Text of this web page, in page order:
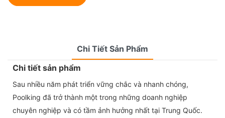
Chi Tiết Sản Phẩm
Chi tiết sản phẩm
Sau nhiều năm phát triển vững chắc và nhanh chóng,
Poolking đã trở thành một trong những doanh nghiệp
chuyên nghiệp và có tầm ảnh hưởng nhất tại Trung Quốc.